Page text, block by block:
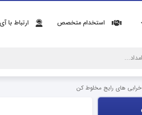
استخدام متخصص ارتباط با
خرابی‌ های رایج مخلوط کن